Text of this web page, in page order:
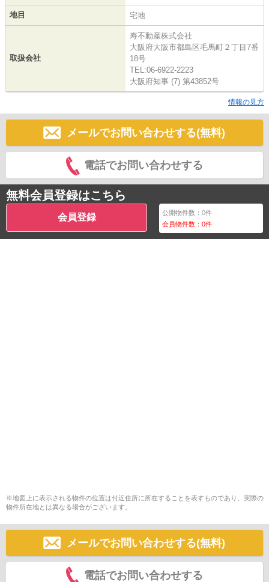
地目 宅地
取扱会社
寿不動産株式会社
大阪府大阪市都島区毛馬町２丁目7番
18号
TEL:06-6922-2223
大阪府知事 (7) 第43852号
情報の見方
メールでお問い合わせする(無料)
電話でお問い合わせする
無料会員登録はこちら
会員登録 公開物件数：0件
会員物件数：0件
※地図上に表示される物件の位置は付近住所に所在することを表すものであり、実際の
物件所在地とは異なる場合がございます。
メールでお問い合わせする(無料)
電話でお問い合わせする